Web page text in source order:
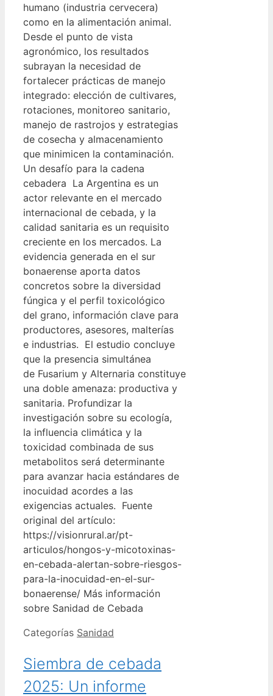
humano (industria cervecera)
como en la alimentación animal.
Desde el punto de vista
agronómico, los resultados
subrayan la necesidad de
fortalecer prácticas de manejo
integrado: elección de cultivares,
rotaciones, monitoreo sanitario,
manejo de rastrojos y estrategias
de cosecha y almacenamiento
que minimicen la contaminación.
Un desafío para la cadena
cebadera La Argentina es un
actor relevante en el mercado
internacional de cebada, y la
calidad sanitaria es un requisito
creciente en los mercados. La
evidencia generada en el sur
bonaerense aporta datos
concretos sobre la diversidad
fúngica y el perfil toxicológico
del grano, información clave para
productores, asesores, malterías
e industrias. El estudio concluye
que la presencia simultánea
de Fusarium y Alternaria constituye
una doble amenaza: productiva y
sanitaria. Profundizar la
investigación sobre su ecología,
la influencia climática y la
toxicidad combinada de sus
metabolitos será determinante
para avanzar hacia estándares de
inocuidad acordes a las
exigencias actuales. Fuente
original del artículo:
https://visionrural.ar/pt-
articulos/hongos-y-micotoxinas-
en-cebada-alertan-sobre-riesgos-
para-la-inocuidad-en-el-sur-
bonaerense/ Más información
sobre Sanidad de Cebada
Categorías Sanidad
Siembra de cebada
2025: Un informe